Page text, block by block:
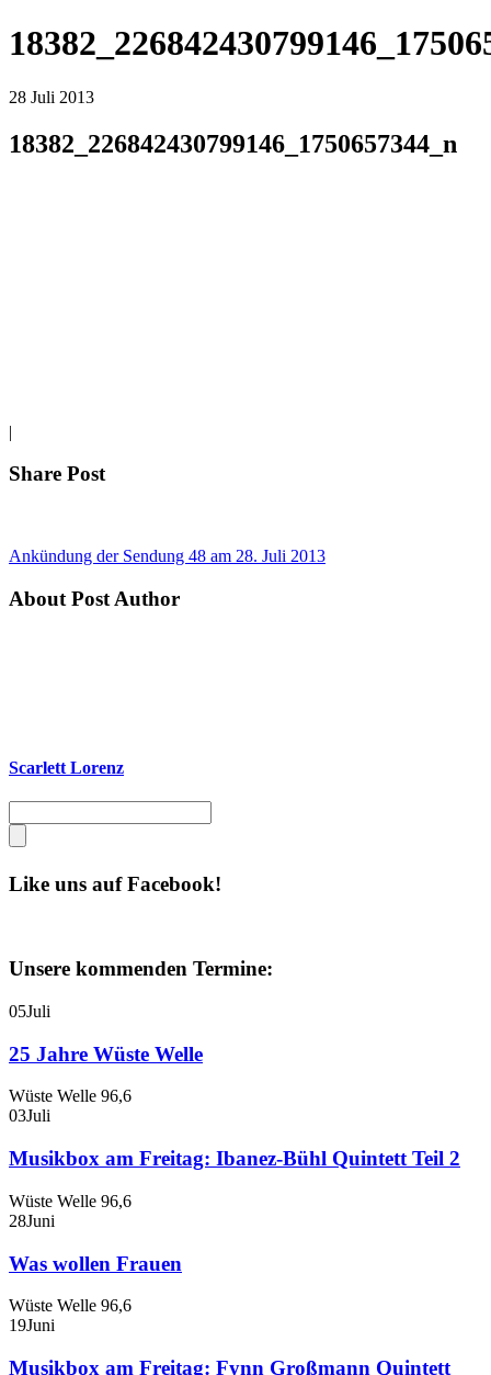
28 Juli 2013
18382_226842430799146_1750657344_n
|
Share Post
Ankündung der Sendung 48 am 28. Juli 2013
About Post Author
Scarlett Lorenz
Like uns auf Facebook!
Unsere kommenden Termine:
05Juli
25 Jahre Wüste Welle
Wüste Welle 96,6
03Juli
Musikbox am Freitag: Ibanez-Bühl Quintett Teil 2
Wüste Welle 96,6
28Juni
Was wollen Frauen
Wüste Welle 96,6
19Juni
Musikbox am Freitag: Fynn Großmann Quintett